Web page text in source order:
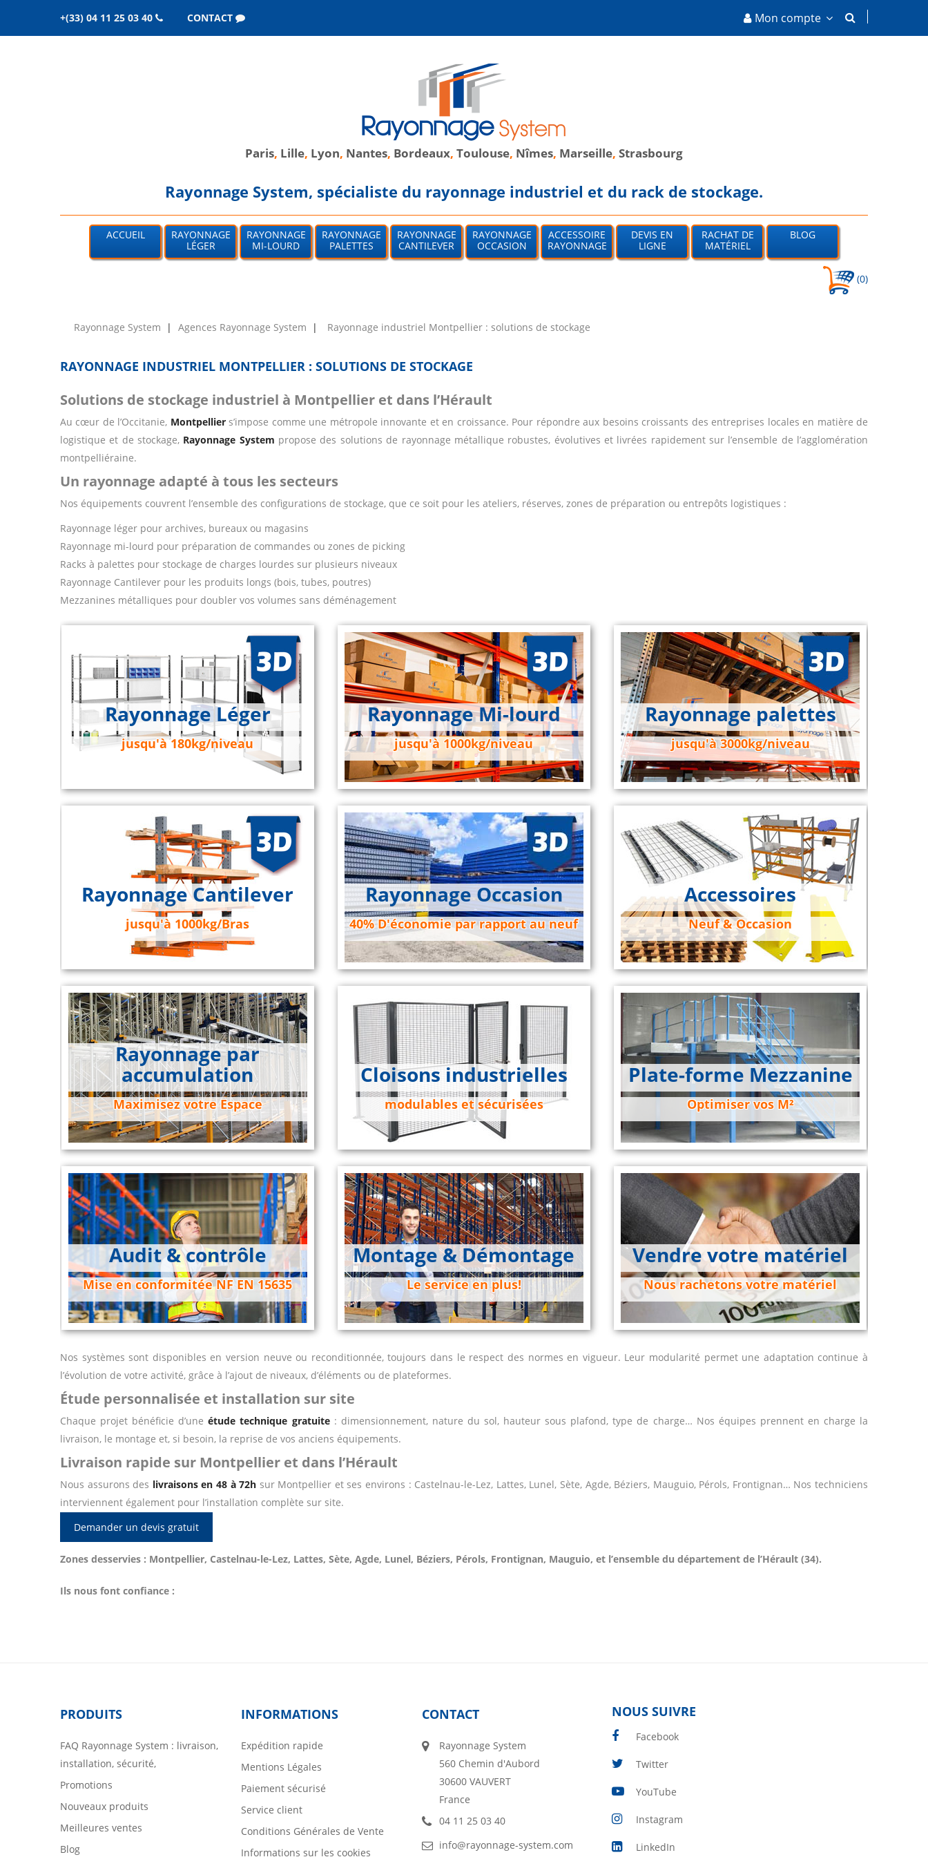
+(33) 04 11 25 03 40 CONTACT Mon compte
Paris, Lille, Lyon, Nantes, Bordeaux, Toulouse, Nîmes, Marseille, Strasbourg
Rayonnage System, spécialiste du rayonnage industriel et du rack de stockage.
ACCUEIL
RAYONNAGE
LÉGER
RAYONNAGE
MI-LOURD
RAYONNAGE
PALETTES
RAYONNAGE
CANTILEVER
RAYONNAGE
OCCASION
ACCESSOIRE
RAYONNAGE
DEVIS EN
LIGNE
RACHAT DE
MATÉRIEL
BLOG
(0)
Rayonnage System Agences Rayonnage System Rayonnage industriel Montpellier : solutions de stockage
RAYONNAGE INDUSTRIEL MONTPELLIER : SOLUTIONS DE STOCKAGE
Solutions de stockage industriel à Montpellier et dans l’Hérault
Au cœur de l’Occitanie, Montpelliers’impose comme une métropole innovante et en croissance. Pour répondre aux besoins croissants des entreprises locales en matière de
logistique et de stockage, Rayonnage System propose des solutions de rayonnage métallique robustes, évolutives et livrées rapidement sur l’ensemble de l’agglomération
montpelliéraine.
Un rayonnage adapté à tous les secteurs
Nos équipements couvrent l’ensemble des configurations de stockage, que ce soit pour les ateliers, réserves, zones de préparation ou entrepôts logistiques :
Rayonnage léger pour archives, bureaux ou magasins
Rayonnage mi-lourd pour préparation de commandes ou zones de picking
Racks à palettes pour stockage de charges lourdes sur plusieurs niveaux
Rayonnage Cantilever pour les produits longs (bois, tubes, poutres)
Mezzanines métalliques pour doubler vos volumes sans déménagement
Rayonnage Léger
jusqu'à 180kg/niveau
Rayonnage Mi-lourd
jusqu'à 1000kg/niveau
Rayonnage palettes
jusqu'à 3000kg/niveau
Rayonnage Cantilever
jusqu'à 1000kg/Bras
Rayonnage Occasion
40% D'économie par rapport au neuf
Accessoires
Neuf & Occasion
Rayonnage par
accumulation
Maximisez votre Espace
Cloisons industrielles
modulables et sécurisées
Plate-forme Mezzanine
Optimiser vos M²
Audit & contrôle
Mise en conformitée NF EN 15635
Montage & Démontage
Le service en plus!
Vendre votre matériel
Nous rachetons votre matériel
Nos systèmes sont disponibles en version neuve ou reconditionnée, toujours dans le respect des normes en vigueur. Leur modularité permet une adaptation continue à
l’évolution de votre activité, grâce à l’ajout de niveaux, d’éléments ou de plateformes.
Étude personnalisée et installation sur site
Chaque projet bénéficie d’uneétude technique gratuite: dimensionnement, nature du sol, hauteur sous plafond, type de charge… Nos équipes prennent en charge la
livraison, le montage et, si besoin, la reprise de vos anciens équipements.
Livraison rapide sur Montpellier et dans l’Hérault
Nous assurons des livraisons en 48 à 72h sur Montpellier et ses environs : Castelnau-le-Lez, Lattes, Lunel, Sète, Agde, Béziers, Mauguio, Pérols, Frontignan… Nos techniciens
interviennent également pour l’installation complète sur site.
Demander un devis gratuit
Zones desservies : Montpellier, Castelnau-le-Lez, Lattes, Sète, Agde, Lunel, Béziers, Pérols, Frontignan, Mauguio, et l’ensemble du département de l’Hérault (34).
Ils nous font confiance :
PRODUITS
FAQ Rayonnage System : livraison,
installation, sécurité,
Promotions
Nouveaux produits
Meilleures ventes
Blog
INFORMATIONS
Expédition rapide
Mentions Légales
Paiement sécurisé
Service client
Conditions Générales de Vente
Informations sur les cookies
CONTACT
Rayonnage System
560 Chemin d'Aubord
30600 VAUVERT
France
04 11 25 03 40
info@rayonnage-system.com
NOUS SUIVRE
Facebook
Twitter
YouTube
Instagram
LinkedIn